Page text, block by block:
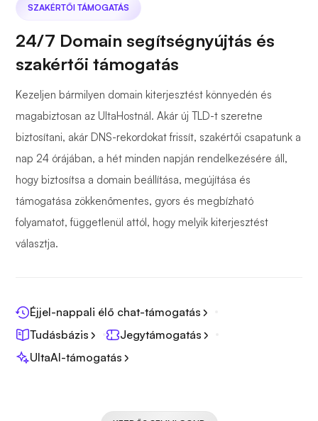
SZAKÉRTŐI TÁMOGATÁS
24/7 Domain segítségnyújtás és
szakértői támogatás
Kezeljen bármilyen domain kiterjesztést könnyedén és
magabiztosan az UltaHostnál. Akár új TLD-t szeretne
biztosítani, akár DNS-rekordokat frissít, szakértői csapatunk a
nap 24 órájában, a hét minden napján rendelkezésére áll,
hogy biztosítsa a domain beállítása, megújítása és
támogatása zökkenőmentes, gyors és megbízható
folyamatot, függetlenül attól, hogy melyik kiterjesztést
választja.
Éjjel-nappali élő chat-támogatás
Tudásbázis
Jegytámogatás
UltaAI-támogatás